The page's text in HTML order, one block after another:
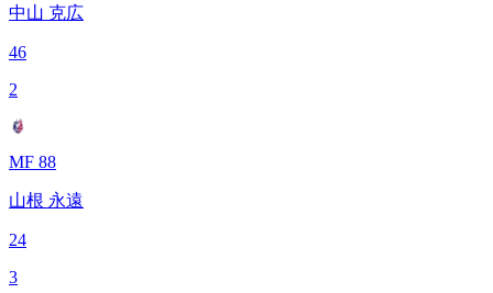
中山 克広
46
2
MF 88
山根 永遠
24
3